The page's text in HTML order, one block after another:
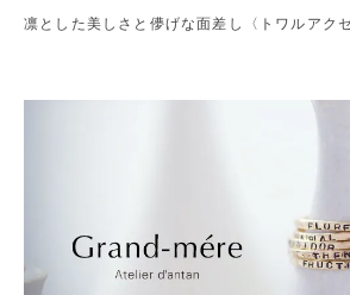
凛とした美しさと儚げな面差し〈トワルアク